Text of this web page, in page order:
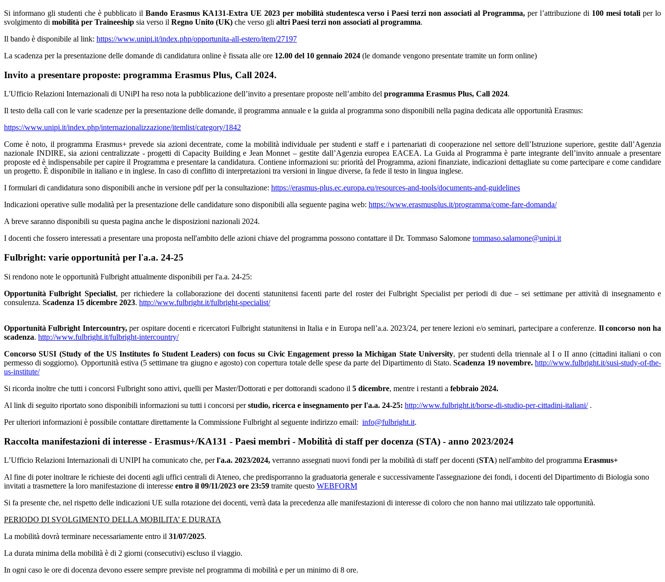
Si informano gli studenti che è pubblicato il Bando Erasmus KA131-Extra UE 2023 per mobilità studentesca verso i Paesi terzi non associati al Programma,per l’attribuzione di 100 mesi totali per lo
svolgimento di mobilità per Traineeship sia verso il Regno Unito (UK) che verso gli altri Paesi terzi non associati al programma.
Il bando è disponibile al link: https://www.unipi.it/index.php/opportunita-all-estero/item/27197
La scadenza per la presentazione delle domande di candidatura online è fissata alle ore 12.00 del 10 gennaio 2024 (le domande vengono presentate tramite un form online)
Invito a presentare proposte: programma Erasmus Plus, Call 2024.
L'Ufficio Relazioni Internazionali di UNiPI ha reso nota la pubblicazione dell’invito a presentare proposte nell’ambito del programma Erasmus Plus, Call 2024.
Il testo della call con le varie scadenze per la presentazione delle domande, il programma annuale e la guida al programma sono disponibili nella pagina dedicata alle opportunità Erasmus:
https://www.unipi.it/index.php/internazionalizzazione/itemlist/category/1842
Come è noto, il programma Erasmus+ prevede sia azioni decentrate, come la mobilità individuale per studenti e staff e i partenariati di cooperazione nel settore dell’Istruzione superiore, gestite dall’Agenzia
nazionale INDIRE, sia azioni centralizzate - progetti di Capacity Building e Jean Monnet – gestite dall’Agenzia europea EACEA. La Guida al Programma è parte integrante dell’invito annuale a presentare
proposte ed è indispensabile per capire il Programma e presentare la candidatura. Contiene informazioni su: priorità del Programma, azioni finanziate, indicazioni dettagliate su come partecipare e come candidare
un progetto. È disponibile in italiano e in inglese. In caso di conflitto di interpretazioni tra versioni in lingue diverse, fa fede il testo in lingua inglese.
I formulari di candidatura sono disponibili anche in versione pdf per la consultazione: https://erasmus-plus.ec.europa.eu/resources-and-tools/documents-and-guidelines
Indicazioni operative sulle modalità per la presentazione delle candidature sono disponibili alla seguente pagina web: https://www.erasmusplus.it/programma/come-fare-domanda/
A breve saranno disponibili su questa pagina anche le disposizioni nazionali 2024.
I docenti che fossero interessati a presentare una proposta nell'ambito delle azioni chiave del programma possono contattare il Dr. Tommaso Salomone tommaso.salamone@unipi.it
Fulbright: varie opportunità per l'a.a. 24-25
Si rendono note le opportunità Fulbright attualmente disponibili per l'a.a. 24-25:
Opportunità Fulbright Specialist, per richiedere la collaborazione dei docenti statunitensi facenti parte del roster dei Fulbright Specialist per periodi di due – sei settimane per attività di insegnamento e
consulenza. Scadenza 15 dicembre 2023. http://www.fulbright.it/fulbright-specialist/
Opportunità Fulbright Intercountry,per ospitare docenti e ricercatori Fulbright statunitensi in Italia e in Europa nell’a.a. 2023/24, per tenere lezioni e/o seminari, partecipare a conferenze. Il concorso non ha
scadenza. http://www.fulbright.it/fulbright-intercountry/
Concorso SUSI (Study of the US Institutes fo Student Leaders) con focus su Civic Engagement presso la Michigan State University, per studenti della triennale al I o II anno (cittadini italiani o con
permesso di soggiorno). Opportunità estiva (5 settimane tra giugno e agosto) con copertura totale delle spese da parte del Dipartimento di Stato.Scadenza 19 novembre.http://www.fulbright.it/susi-study-of-the-
us-institute/
Si ricorda inoltre che tutti i concorsi Fulbright sono attivi, quelli per Master/Dottorati e per dottorandi scadono il 5 dicembre, mentre i restanti a febbraio 2024.
Al link di seguito riportato sono disponibili informazioni su tutti i concorsi perstudio, ricerca e insegnamento per l'a.a. 24-25: http://www.fulbright.it/borse-di-studio-per-cittadini-italiani/.
Per ulteriori informazioni è possibile contattare direttamente la Commissione Fulbright al seguente indirizzo email: info@fulbright.it.
Raccolta manifestazioni di interesse - Erasmus+/KA131 - Paesi membri - Mobilità di staff per docenza (STA) - anno 2023/2024
L’Ufficio Relazioni Internazionali di UNIPI ha comunicato che, perl'a.a. 2023/2024, verranno assegnati nuovi fondi per la mobilità di staff per docenti (STA) nell'ambito del programma Erasmus+
Al fine di poter inoltrare le richieste dei docenti agli uffici centrali di Ateneo, che predisporranno la graduatoria generale e successivamente l'assegnazione dei fondi, i docenti del Dipartimento di Biologia sono
invitati a trasmettere la loro manifestazione di interesse entro il 09/11/2023 ore 23:59 tramite questo WEBFORM
Si fa presente che, nel rispetto delle indicazioni UE sulla rotazione dei docenti, verrà data la precedenza alle manifestazioni di interesse di coloro che non hanno mai utilizzato tale opportunità.
PERIODO DI SVOLGIMENTO DELLA MOBILITA’ E DURATA
La mobilità dovrà terminare necessariamente entro il 31/07/2025.
La durata minima della mobilità è di 2 giorni (consecutivi) escluso il viaggio.
In ogni caso le ore di docenza devono essere sempre previste nel programma di mobilità e per un minimo di 8 ore.